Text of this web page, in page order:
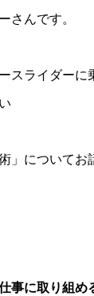
さんです。
スライダーに
」についてお
事に取り組